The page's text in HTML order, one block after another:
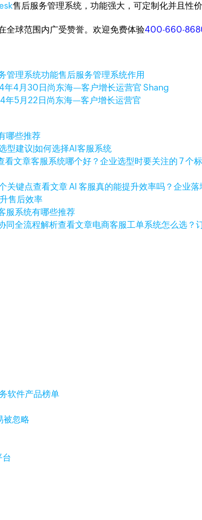
售后服务管理系统，功能强大，可定制化并且性
全球范围内广受赞誉。欢迎免费体验400-660-
管理系统功能售后服务管理系统作用
年4月30日 尚东海—客户增长运营官 Shang
年5月22日 尚东海—客户增长运营官
哪些推荐
型建议|如何选择AI客服系统
看文章客服系统哪个好？企业选型时要关注的 7 个
查看文章AI 客服真的能提升效率吗？企业
售后效率
服系统有哪些推荐
查看文章电商客服工单系统怎么选？
软件产品榜单
被忽略